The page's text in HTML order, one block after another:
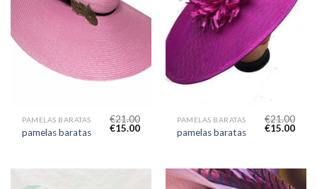
PAMELAS BARATAS
pamelas baratas
€21.00
€15.00
PAMELAS BARATAS
pamelas baratas
€21.00
€15.00